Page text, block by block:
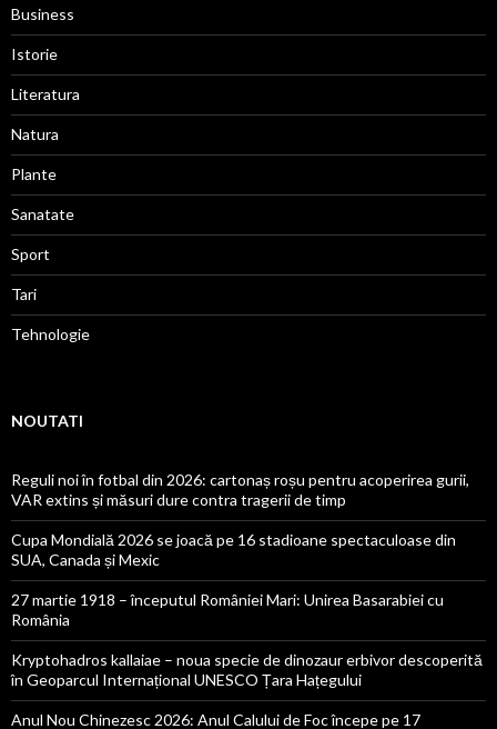
Business
Istorie
Literatura
Natura
Plante
Sanatate
Sport
Tari
Tehnologie
NOUTATI
Reguli noi în fotbal din 2026: cartonaș roșu pentru acoperirea gurii,
VAR extins și măsuri dure contra tragerii de timp
Cupa Mondială 2026 se joacă pe 16 stadioane spectaculoase din
SUA, Canada și Mexic
27 martie 1918 – începutul României Mari: Unirea Basarabiei cu
România
Kryptohadros kallaiae – noua specie de dinozaur erbivor descoperită
în Geoparcul Internațional UNESCO Țara Hațegului
Anul Nou Chinezesc 2026: Anul Calului de Foc începe pe 17